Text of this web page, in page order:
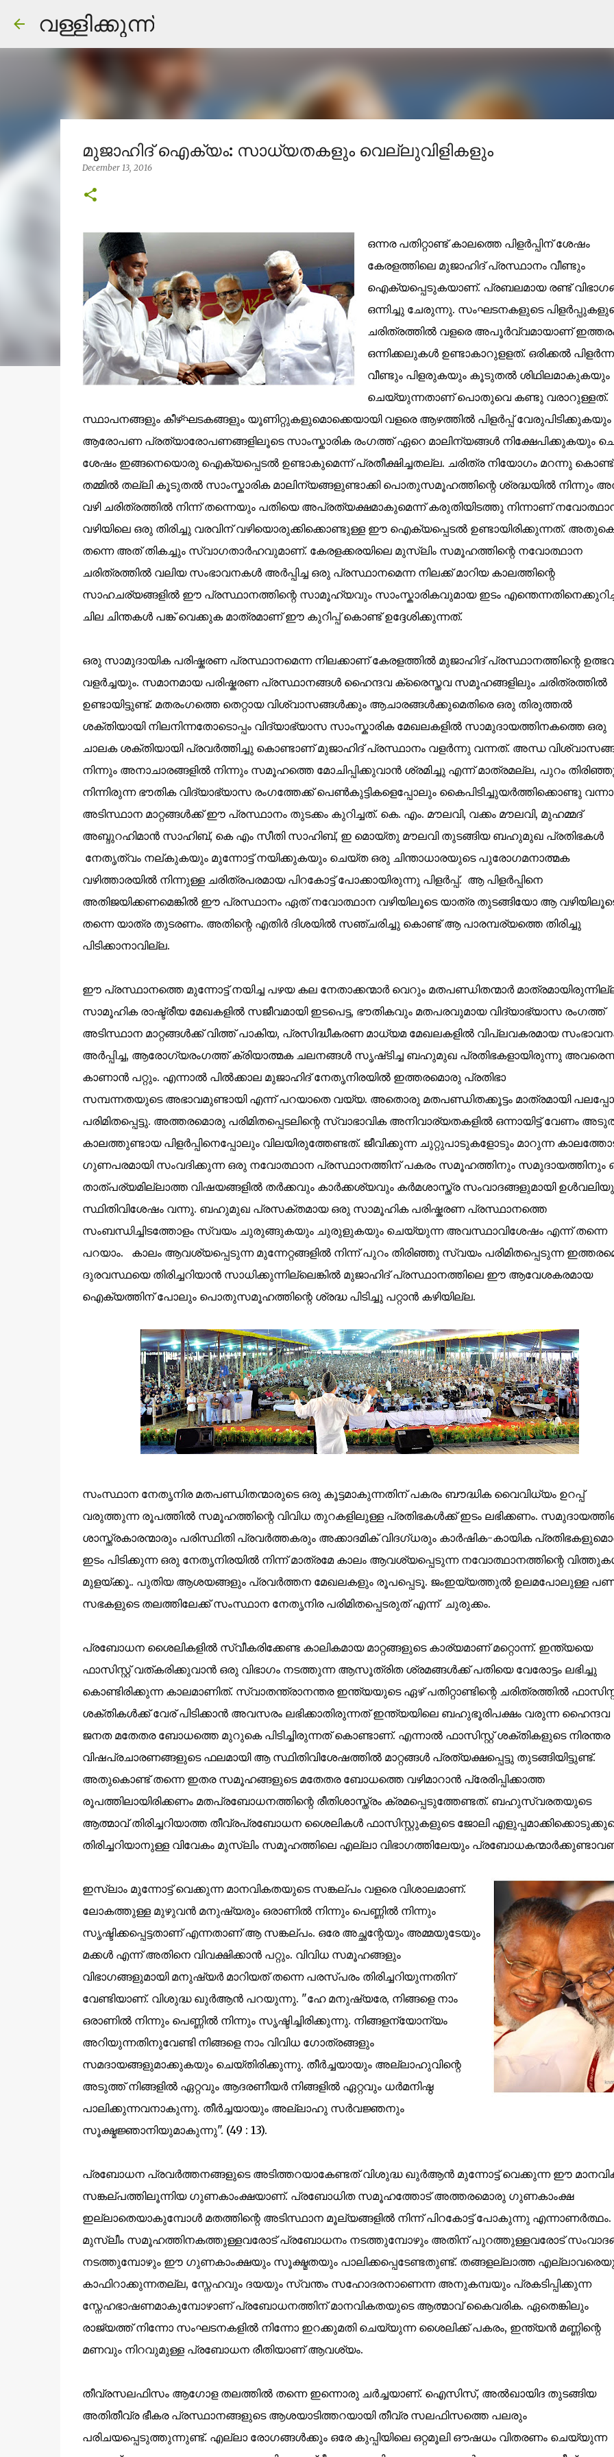
വള്ളിക്കുന്ന്
മുജാഹിദ് ഐക്യം: സാധ്യതകളും വെല്ലുവിളികളും
December 13, 2016
ഒന്നര പതിറ്റാണ്ട് കാലത്തെ പിളർപ്പിന് ശേഷം
കേരളത്തിലെ മുജാഹിദ് പ്രസ്ഥാനം വീണ്ടും
ഐക്യപ്പെടുകയാണ്. പ്രബലമായ രണ്ട്
ഒന്നിച്ചു ചേരുന്നു. സംഘടനകളുടെ
ചരിത്രത്തിൽ വളരെ അപൂർവ്വമായാണ്
ഒന്നിക്കലുകൾ ഉണ്ടാകാറുളളത്. ഒരിക്കൽ
വീണ്ടും പിളരുകയും കൂടുതൽ ശിഥിലമാകുകയും
ചെയ്യുന്നതാണ് പൊതുവെ കണ്ടു വരാറുള്ളത്.
സ്ഥാപനങ്ങളും കീഴ്ഘടകങ്ങളും യൂണിറ്റുകളുമൊക്കെയായി വളരെ ആഴത്തിൽ പിളർപ്പ് വേരുപിടിക്കുകയും
ആരോപണ പ്രത്യാരോപണങ്ങളിലൂടെ സാംസ്കാരിക രംഗത്ത് ഏറെ മാലിന്യങ്ങൾ നിക്ഷേപിക്കുകയും
ശേഷം ഇങ്ങനെയൊരു ഐക്യപ്പെടൽ ഉണ്ടാകുമെന്ന് പ്രതീക്ഷിച്ചതല്ല. ചരിത്ര നിയോഗം മറന്നു കൊണ്ട്
തമ്മിൽ തല്ലി കൂടുതൽ സാംസ്കാരിക മാലിന്യങ്ങളുണ്ടാക്കി പൊതുസമൂഹത്തിന്റെ ശ്രദ്ധയിൽ നിന്നും
വഴി ചരിത്രത്തിൽ നിന്ന് തന്നെയും പതിയെ അപ്രത്യക്ഷമാകുമെന്ന് കരുതിയിടത്തു നിന്നാണ്
വഴിയിലെ ഒരു തിരിച്ചു വരവിന് വഴിയൊരുക്കിക്കൊണ്ടുള്ള ഈ ഐക്യപ്പെടൽ ഉണ്ടായിരിക്കുന്നത്.
തന്നെ അത് തികച്ചും സ്വാഗതാർഹവുമാണ്. കേരളക്കരയിലെ മുസ്‌ലിം സമൂഹത്തിന്റെ നവോത്ഥാന
ചരിത്രത്തിൽ വലിയ സംഭാവനകൾ അർപ്പിച്ച ഒരു പ്രസ്ഥാനമെന്ന നിലക്ക് മാറിയ കാലത്തിന്റെ
സാഹചര്യങ്ങളിൽ ഈ പ്രസ്ഥാനത്തിന്റെ സാമൂഹ്യവും സാംസ്കാരികവുമായ ഇടം
ചില ചിന്തകൾ പങ്ക് വെക്കുക മാത്രമാണ് ഈ കുറിപ്പ് കൊണ്ട് ഉദ്ദേശിക്കുന്നത്.
ഒരു സാമുദായിക പരിഷ്കരണ പ്രസ്ഥാനമെന്ന നിലക്കാണ് കേരളത്തിൽ മുജാഹിദ് പ്രസ്ഥാനത്തിന്റെ
വളർച്ചയും. സമാനമായ പരിഷ്കരണ പ്രസ്ഥാനങ്ങൾ ഹൈന്ദവ ക്രൈസ്തവ സമൂഹങ്ങളിലും ചരിത്രത്തിൽ
ഉണ്ടായിട്ടുണ്ട്. മതരംഗത്തെ തെറ്റായ വിശ്വാസങ്ങൾക്കും ആചാരങ്ങൾക്കുമെതിരെ ഒരു തിരുത്തൽ
ശക്തിയായി നിലനിന്നതോടൊപ്പം വിദ്യാഭ്യാസ സാംസ്കാരിക മേഖലകളിൽ സാമുദായത്തിനകത്തെ ഒരു
ചാലക ശക്തിയായി പ്രവർത്തിച്ചു കൊണ്ടാണ് മുജാഹിദ് പ്രസ്ഥാനം വളർന്നു വന്നത്. അന്ധ
നിന്നും അനാചാരങ്ങളിൽ നിന്നും സമൂഹത്തെ മോചിപ്പിക്കുവാൻ ശ്രമിച്ചു എന്ന് മാത്രമല്ല, പുറം
നിന്നിരുന്ന ഭൗതിക വിദ്യാഭ്യാസ രംഗത്തേക്ക് പെൺകുട്ടികളെപ്പോലും കൈപിടിച്ചുയർത്തിക്കൊണ്ടു
അടിസ്ഥാന മാറ്റങ്ങൾക്ക് ഈ പ്രസ്ഥാനം തുടക്കം കുറിച്ചത്. കെ. എം. മൗലവി, വക്കം മൗലവി, മുഹമ്മദ്
അബ്ദുറഹിമാൻ സാഹിബ്, കെ എം സീതി സാഹിബ്, ഇ മൊയ്തു മൗലവി തുടങ്ങിയ ബഹുമുഖ പ്രതിഭകൾ
നേതൃത്വം നല്കുകയും മുന്നോട്ട് നയിക്കുകയും ചെയ്ത ഒരു ചിന്താധാരയുടെ പുരോഗമനാത്മക
വഴിത്താരയിൽ നിന്നുള്ള ചരിത്രപരമായ പിറകോട്ട് പോക്കായിരുന്നു പിളർപ്പ്. ആ പിളർപ്പിനെ
അതിജയിക്കണമെങ്കിൽ ഈ പ്രസ്ഥാനം ഏത് നവോത്ഥാന വഴിയിലൂടെ യാത്ര തുടങ്ങിയോ ആ
തന്നെ യാത്ര തുടരണം. അതിന്റെ എതിർ ദിശയിൽ സഞ്ചരിച്ചു കൊണ്ട് ആ പാരമ്പര്യത്തെ തിരിച്ചു
പിടിക്കാനാവില്ല.
ഈ പ്രസ്ഥാനത്തെ മുന്നോട്ട് നയിച്ച പഴയ കല നേതാക്കന്മാർ വെറും മതപണ്ഡിതന്മാർ
സാമൂഹിക രാഷ്ട്രീയ മേഖകളിൽ സജീവമായി ഇടപെട്ട, ഭൗതികവും മതപരവുമായ വിദ്യാഭ്യാസ രംഗത്ത്
അടിസ്ഥാന മാറ്റങ്ങൾക്ക് വിത്ത് പാകിയ, പ്രസിദ്ധീകരണ മാധ്യമ മേഖലകളിൽ വിപ്ലവകരമായ
അർപ്പിച്ച, ആരോഗ്യരംഗത്ത് ക്രിയാത്മക ചലനങ്ങൾ സൃഷ്‌ടിച്ച ബഹുമുഖ പ്രതിഭകളായിരുന്നു
കാണാൻ പറ്റും. എന്നാൽ പിൽക്കാല മുജാഹിദ് നേതൃനിരയിൽ ഇത്തരമൊരു പ്രതിഭാ
സമ്പന്നതയുടെ അഭാവമുണ്ടായി എന്ന് പറയാതെ വയ്യ. അതൊരു മതപണ്ഡിതക്കൂട്ടം മാത്രമായി
പരിമിതപ്പെട്ടു. അത്തരമൊരു പരിമിതപ്പെടലിന്റെ സ്വാഭാവിക അനിവാര്യതകളിൽ ഒന്നായിട്ട് വേണം
കാലത്തുണ്ടായ പിളർപ്പിനെപ്പോലും വിലയിരുത്തേണ്ടത്. ജീവിക്കുന്ന ചുറ്റുപാടുകളോടും മാറുന്ന
ഗുണപരമായി സംവദിക്കുന്ന ഒരു നവോത്ഥാന പ്രസ്ഥാനത്തിന് പകരം സമൂഹത്തിനും സമുദായത്തിനും
താത്പര്യമില്ലാത്ത വിഷയങ്ങളിൽ തർക്കവും കാർക്കശ്യവും കർമശാസ്ത്ര സംവാദങ്ങളുമായി
സ്ഥിതിവിശേഷം വന്നു. ബഹുമുഖ പ്രസക്തമായ ഒരു സാമൂഹിക പരിഷ്കരണ പ്രസ്ഥാനത്തെ
സംബന്ധിച്ചിടത്തോളം സ്വയം ചുരുങ്ങുകയും ചുരുളുകയും ചെയ്യുന്ന അവസ്ഥാവിശേഷം എന്ന് തന്നെ
പറയാം. കാലം ആവശ്യപ്പെടുന്ന മുന്നേറ്റങ്ങളിൽ നിന്ന് പുറം തിരിഞ്ഞു സ്വയം പരിമിതപ്പെടുന്ന
ദുരവസ്ഥയെ തിരിച്ചറിയാൻ സാധിക്കുന്നില്ലെങ്കിൽ മുജാഹിദ് പ്രസ്ഥാനത്തിലെ ഈ ആവേശകരമായ
ഐക്യത്തിന് പോലും പൊതുസമൂഹത്തിന്റെ ശ്രദ്ധ പിടിച്ചു പറ്റാൻ കഴിയില്ല.
സംസ്ഥാന നേതൃനിര മതപണ്ഡിതന്മാരുടെ ഒരു കൂട്ടമാകുന്നതിന് പകരം ബൗദ്ധിക വൈവിധ്യം ഉറപ്പ്
വരുത്തുന്ന രൂപത്തിൽ സമൂഹത്തിന്റെ വിവിധ തുറകളിലുള്ള പ്രതിഭകൾക്ക് ഇടം ലഭിക്കണം.
ശാസ്ത്രകാരന്മാരും പരിസ്ഥിതി പ്രവർത്തകരും അക്കാദമിക് വിദഗ്ധരും കാർഷിക-കായിക
ഇടം പിടിക്കുന്ന ഒരു നേതൃനിരയിൽ നിന്ന് മാത്രമേ കാലം ആവശ്യപ്പെടുന്ന നവോത്ഥാനത്തിന്റെ
മുളയ്ക്കൂ.. പുതിയ ആശയങ്ങളും പ്രവർത്തന മേഖലകളും രൂപപ്പെടൂ. ജംഇയ്യത്തുൽ ഉലമപോലുള്ള
സഭകളുടെ തലത്തിലേക്ക് സംസ്ഥാന നേതൃനിര പരിമിതപ്പെടരുത് എന്ന് ചുരുക്കം.
പ്രബോധന ശൈലികളിൽ സ്വീകരിക്കേണ്ട കാലികമായ മാറ്റങ്ങളുടെ കാര്യമാണ് മറ്റൊന്ന്. ഇന്ത്യയെ
ഫാസിസ്റ്റ് വത്കരിക്കുവാൻ ഒരു വിഭാഗം നടത്തുന്ന ആസൂത്രിത ശ്രമങ്ങൾക്ക് പതിയെ വേരോട്ടം ലഭിച്ചു
കൊണ്ടിരിക്കുന്ന കാലമാണിത്. സ്വാതന്ത്രാനന്തര ഇന്ത്യയുടെ ഏഴ് പതിറ്റാണ്ടിന്റെ ചരിത്രത്തിൽ
ശക്തികൾക്ക് വേര് പിടിക്കാൻ അവസരം ലഭിക്കാതിരുന്നത് ഇന്ത്യയിലെ ബഹുഭൂരിപക്ഷം വരുന്ന ഹൈന്ദവ
ജനത മതേതര ബോധത്തെ മുറുകെ പിടിച്ചിരുന്നത് കൊണ്ടാണ്. എന്നാൽ ഫാസിസ്റ്റ് ശക്തികളുടെ നിരന്തര
വിഷപ്രചാരണങ്ങളുടെ ഫലമായി ആ സ്ഥിതിവിശേഷത്തിൽ മാറ്റങ്ങൾ പ്രത്യക്ഷപ്പെട്ടു തുടങ്ങിയിട്ടുണ്ട്.
അതുകൊണ്ട് തന്നെ ഇതര സമൂഹങ്ങളുടെ മതേതര ബോധത്തെ വഴിമാറാൻ പ്രേരിപ്പിക്കാത്ത
രൂപത്തിലായിരിക്കണം മതപ്രബോധനത്തിന്റെ രീതിശാസ്ത്രം ക്രമപ്പെടുത്തേണ്ടത്. ബഹുസ്വരതയുടെ
ആത്മാവ് തിരിച്ചറിയാത്ത തീവ്രപ്രബോധന ശൈലികൾ ഫാസിസ്റ്റുകളുടെ ജോലി
തിരിച്ചറിയാനുള്ള വിവേകം മുസ്‌ലിം സമൂഹത്തിലെ എല്ലാ വിഭാഗത്തിലേയും
ഇസ്‌ലാം മുന്നോട്ട് വെക്കുന്ന മാനവികതയുടെ സങ്കല്പം വളരെ വിശാലമാണ്.
ലോകത്തുള്ള മുഴുവൻ മനുഷ്യരും ഒരാണിൽ നിന്നും പെണ്ണിൽ നിന്നും
സൃഷ്ടിക്കപ്പെട്ടതാണ് എന്നതാണ് ആ സങ്കല്പം. ഒരേ അച്ഛന്റേയും അമ്മയുടേയും
മക്കൾ എന്ന് അതിനെ വിവക്ഷിക്കാൻ പറ്റും. വിവിധ സമൂഹങ്ങളും
വിഭാഗങ്ങളുമായി മനുഷ്യർ മാറിയത് തന്നെ പരസ്പരം തിരിച്ചറിയുന്നതിന്
വേണ്ടിയാണ്. വിശുദ്ധ ഖുർആൻ പറയുന്നു. "ഹേ മനുഷ്യരേ, നിങ്ങളെ നാം
ഒരാണില്‍ നിന്നും പെണ്ണില്‍ നിന്നും സൃഷ്ടിച്ചിരിക്കുന്നു. നിങ്ങളന്യോന്യം
അറിയുന്നതിനുവേണ്ടി നിങ്ങളെ നാം വിവിധ ഗോത്രങ്ങളും
സമദായങ്ങളുമാക്കുകയും ചെയ്തിരിക്കുന്നു. തീര്‍ച്ചയായും അല്ലാഹുവിന്റെ
അടുത്ത് നിങ്ങളില്‍ ഏറ്റവും ആദരണീയര്‍ നിങ്ങളില്‍ ഏറ്റവും ധര്‍മനിഷ്ഠ
പാലിക്കുന്നവനാകുന്നു. തീര്‍ച്ചയായും അല്ലാഹു സര്‍വജ്ഞനും
സൂക്ഷ്മജ്ഞാനിയുമാകുന്നു". (49 : 13).
പ്രബോധന പ്രവർത്തനങ്ങളുടെ അടിത്തറയാകേണ്ടത് വിശുദ്ധ ഖുർആൻ മുന്നോട്ട് വെക്കുന്ന ഈ
സങ്കല്പത്തിലൂന്നിയ ഗുണകാംക്ഷയാണ്. പ്രബോധിത സമൂഹത്തോട് അത്തരമൊരു ഗുണകാംക്ഷ
ഇല്ലാതെയാകുമ്പോൾ മതത്തിന്റെ അടിസ്ഥാന മൂല്യങ്ങളിൽ നിന്ന് പിറകോട്ട് പോകുന്നു എന്നാണർത്ഥം.
മുസ്ലീം സമൂഹത്തിനകത്തുള്ളവരോട് പ്രബോധനം നടത്തുമ്പോഴും അതിന് പുറത്തുള്ളവരോട്
നടത്തുമ്പോഴും ഈ ഗുണകാംക്ഷയും സൂക്ഷ്മതയും പാലിക്കപ്പെടേണ്ടതുണ്ട്. തങ്ങളല്ലാത്ത
കാഫിറാക്കുന്നതല്ല, സ്നേഹവും ദയയും സ്വന്തം സഹോദരനാണെന്ന അനുകമ്പയും പ്രകടിപ്പിക്കുന്ന
സ്നേഹഭാഷണമാകുമ്പോഴാണ് പ്രബോധനത്തിന് മാനവികതയുടെ ആത്മാവ് കൈവരിക. ഏതെങ്കിലും
രാജ്യത്ത് നിന്നോ സംഘടനകളിൽ നിന്നോ ഇറക്കുമതി ചെയ്യുന്ന ശൈലിക്ക് പകരം, ഇന്ത്യൻ മണ്ണിന്റെ
മണവും നിറവുമുള്ള പ്രബോധന രീതിയാണ് ആവശ്യം.
തീവ്രസലഫിസം ആഗോള തലത്തിൽ തന്നെ ഇന്നൊരു ചർച്ചയാണ്. ഐസിസ്, അൽഖായിദ തുടങ്ങിയ
അതിതീവ്ര ഭീകര പ്രസ്ഥാനങ്ങളുടെ ആശയാടിത്തറയായി തീവ്ര സലഫിസത്തെ പലരും
പരിചയപ്പെടുത്തുന്നുണ്ട്. എല്ലാ രോഗങ്ങൾക്കും ഒരേ കുപ്പിയിലെ ഒറ്റമൂലി ഔഷധം വിതരണം ചെയ്യുന്ന